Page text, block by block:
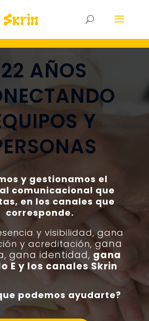
22 AÑOS
Y
y gestionamos el
comunicacional que
en los canales que
corresponde.
y visibilidad, gana
y acreditación, gana
gana identidad, gana
E y los canales Skrin
podemos ayudarte?